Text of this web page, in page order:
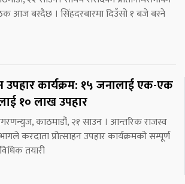
आज बस्दैछ । सिंहदरबारमा दिउँसो १ बजे बस्ने
उपहार कार्यक्रम: १५ जनालाई एक-एक
१० लाख उपहार
काठमाडौं, २१ साउन । आन्तरिक राजस्व
करदाता प्रोत्साहन उपहार कार्यक्रमको सम्पूर्ण
तयारी